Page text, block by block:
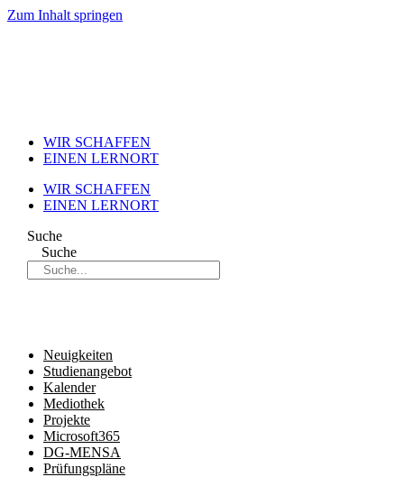
Zum Inhalt springen
WIR SCHAFFEN
EINEN LERNORT
WIR SCHAFFEN
EINEN LERNORT
Suche
Suche
Neuigkeiten
Studienangebot
Kalender
Mediothek
Projekte
Microsoft365
DG-MENSA
Prüfungspläne